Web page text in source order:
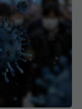
COVID-19 în